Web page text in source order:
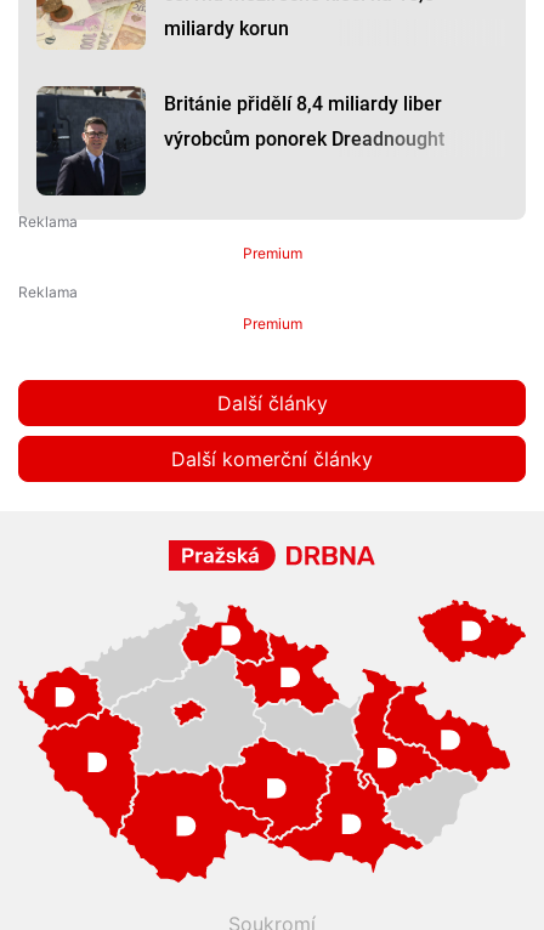
miliardy korun
Británie přidělí 8,4 miliardy liber
výrobcům ponorek Dreadnought
Premium
Premium
Další články
Další komerční články
Soukromí